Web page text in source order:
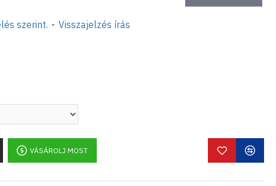
szerint. - Visszajelzés írás
VÁSÁROLJ MOST